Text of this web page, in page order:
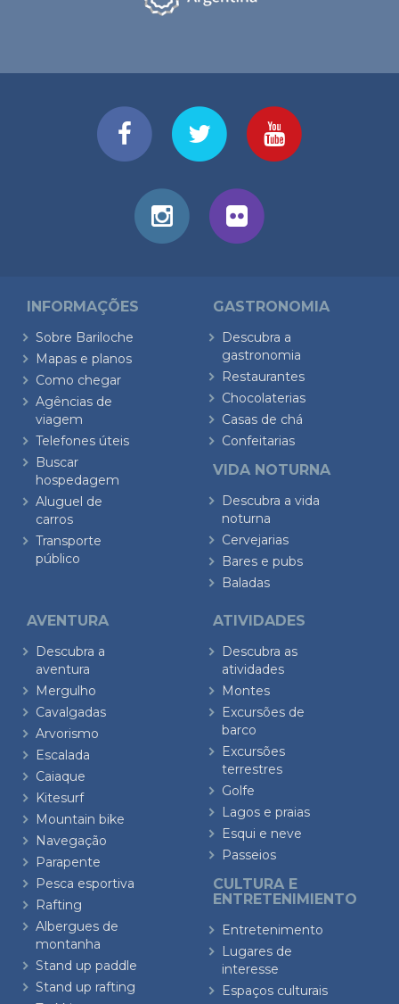
INFORMAÇÕES
Sobre Bariloche
Mapas e planos
Como chegar
Agências de
viagem
Telefones úteis
Buscar
hospedagem
Aluguel de
carros
Transporte
público
GASTRONOMIA
Descubra a
gastronomia
Restaurantes
Chocolaterias
Casas de chá
Confeitarias
VIDA NOTURNA
Descubra a vida
noturna
Cervejarias
Bares e pubs
Baladas
AVENTURA
Descubra a
aventura
Mergulho
Cavalgadas
Arvorismo
Escalada
Caiaque
Kitesurf
Mountain bike
Navegação
Parapente
Pesca esportiva
Rafting
Albergues de
montanha
Stand up paddle
Stand up rafting
ATIVIDADES
Descubra as
atividades
Montes
Excursões de
barco
Excursões
terrestres
Golfe
Lagos e praias
Esqui e neve
Passeios
CULTURA E
ENTRETENIMIENTO
Entretenimento
Lugares de
interesse
Espaços culturais